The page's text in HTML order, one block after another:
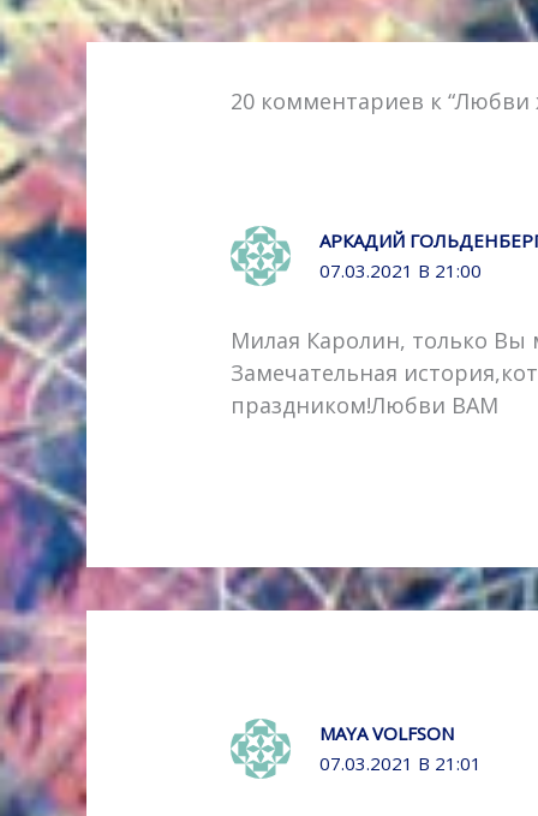
n
i
20 комментариев к “Любви
АРКАДИЙ
07.03.2021 В 21:00
Милая Каролин, только Вы
Замечательная
праздником!Любви ВАМ
MAYA VOLFSON
07.03.2021 В 21:01